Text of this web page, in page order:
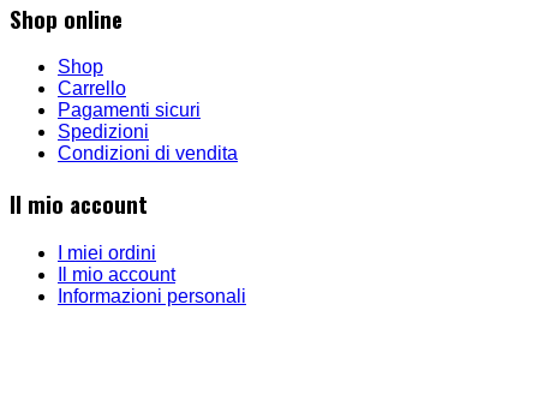
Shop online
Shop
Carrello
Pagamenti sicuri
Spedizioni
Condizioni di vendita
Il mio account
I miei ordini
Il mio account
Informazioni personali